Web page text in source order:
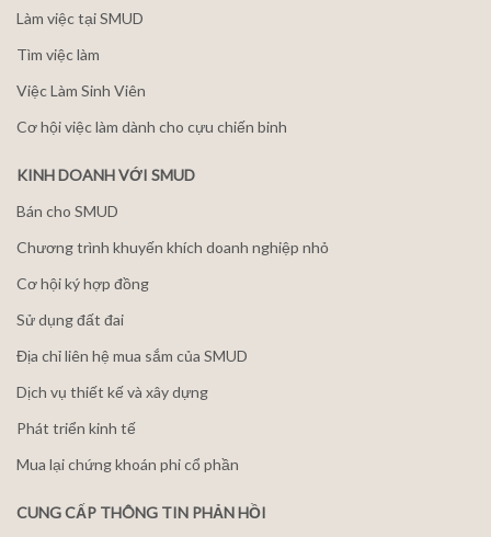
Làm việc tại SMUD
Tìm việc làm
Việc Làm Sinh Viên
Cơ hội việc làm dành cho cựu chiến binh
KINH DOANH VỚI SMUD
Bán cho SMUD
Chương trình khuyến khích doanh nghiệp nhỏ
Cơ hội ký hợp đồng
Sử dụng đất đai
Địa chỉ liên hệ mua sắm của SMUD
Dịch vụ thiết kế và xây dựng
Phát triển kinh tế
Mua lại chứng khoán phi cổ phần
CUNG CẤP THÔNG TIN PHẢN HỒI